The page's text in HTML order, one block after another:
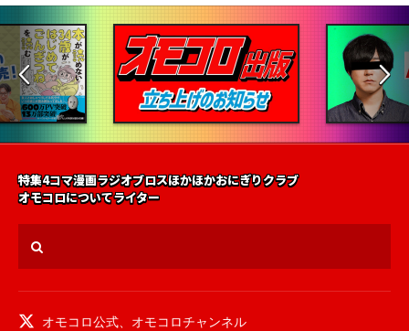
特集4コマ漫画ラジオブロスほかほかおにぎりクラブ
オモコロについてライター
オモコロ公式
オモコロチャンネル